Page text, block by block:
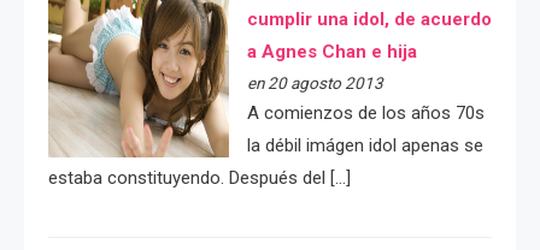
cumplir una idol, de acuerdo
a Agnes Chan e hija
en 20 agosto 2013
A comienzos de los años 70s
la débil imágen idol apenas se
estaba constituyendo. Después del […]